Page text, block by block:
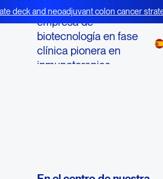
deck and neoadjuvant colon cancer
Agenus es una
empresa de
biotecnología en fase
clínica pionera en
inmunoterapias